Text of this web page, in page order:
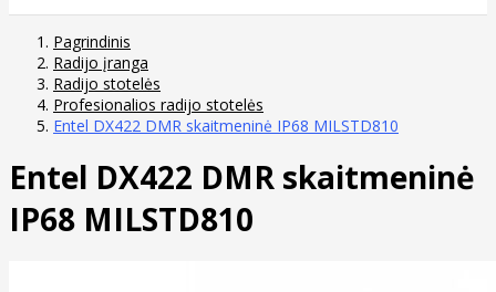
Pagrindinis
Radijo įranga
Radijo stotelės
Profesionalios radijo stotelės
Entel DX422 DMR skaitmeninė IP68 MILSTD810
Entel DX422 DMR skaitmeninė
IP68 MILSTD810